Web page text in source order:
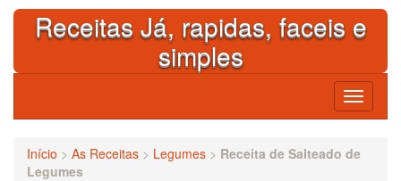
Skip
contentReceitas Já, rapidas, faceis e
simples
Toggle
Início > As Receitas > Legumes > Receita de Salteado de
Legumes